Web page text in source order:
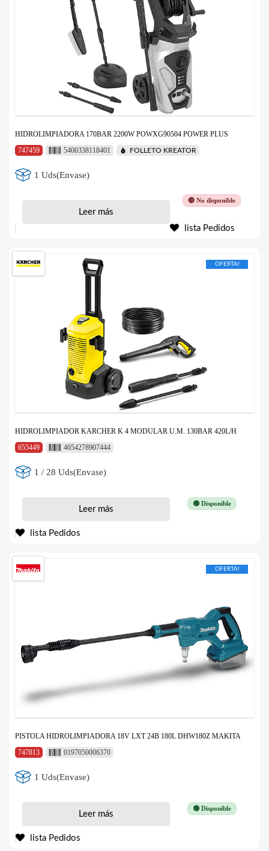
HIDROLIMPIADORA 170BAR 2200W POWXG90504 POWER PLUS
747459
5400338118401 FOLLETO KREATOR
1 Uds(Envase)
🔴 No disponible
Leer más
lista Pedidos
OFERTA!
HIDROLIMPIADOR KARCHER K 4 MODULAR U.M. 130BAR 420L/H
655449
4054278907444
1 / 28 Uds(Envase)
🟢 Disponible
Leer más
lista Pedidos
OFERTA!
PISTOLA HIDROLIMPIADORA 18V LXT 24B 180L DHW180Z MAKITA
747813
0197050006370
1 Uds(Envase)
🟢 Disponible
Leer más
lista Pedidos